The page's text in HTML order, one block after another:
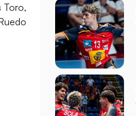
Toro,